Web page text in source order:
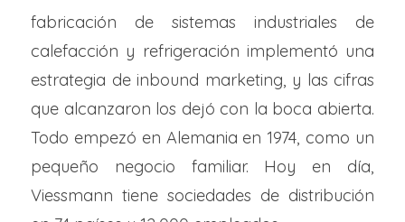
fabricación de sistemas industriales de
calefacción y refrigeración implementó una
estrategia de inbound marketing, y las cifras
que alcanzaron los dejó con la boca abierta.
Todo empezó en Alemania en 1974, como un
pequeño negocio familiar. Hoy en día,
Viessmann tiene sociedades de distribución